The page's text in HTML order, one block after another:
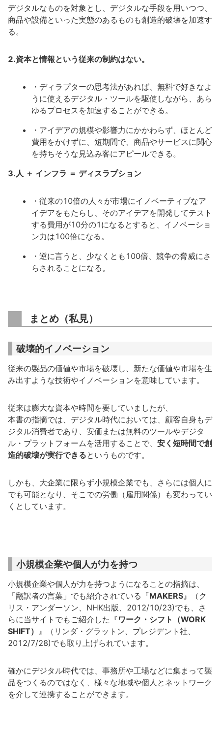
デジタルなものを対象とし、デジタルな手段を用いつつ、
商品や設備といった実態のあるものも創造的破壊を加速す
る。
2.資本と情報という従来の制約はない。
・ディラプターの思考法があれば、無料で好きなよ
うに使えるデジタル・ツールを駆使しながら、あら
ゆるプロセスを加速することができる。
・アイデアの規模や影響力にかかわらず、ほとんど
費用をかけずに、短期間で、商品やサービスに関心
を持ちそうな見込み客にアピールできる。
3.人 ＋ インフラ ＝ ディスラプション
・従来の10倍の人々が市場にイノベーティブなア
イデアをもたらし、そのアイデアを開発してテスト
する費用が10分の1になるとすると、イノベーショ
ン力は100倍になる。
・逆に言うと、少なくとも100倍、競争の脅威にさ
らされることになる。
まとめ（私見）
破壊的イノベーション
従来の製品の価値や市場を破壊し、新たな価値や市場を生
み出すような技術やイノベーションを意味しています。
従来は膨大な資本や時間を要していましたが、
本書の指摘では、デジタル時代においては、顧客自身もデ
ジタル消費者であり、安価または無料のツールやデジタ
ル・プラットフォームを活用することで、 安く短時間で創
造的破壊が実行できるというものです。
しかも、大企業に限らず小規模企業でも、さらには個人に
でも可能となり、そこでの労働（雇用関係）も変わってい
くとしています。
小規模企業や個人が力を持つ
小規模企業や個人が力を持つようになることの指摘は、
「翻訳者の言葉」でも紹介されている『MAKERS』（ク
リス・アンダーソン、NHK出版、2012/10/23)でも、さ
らに当サイトでもご紹介した『ワーク・シフト（WORK
SHIFT） 』（リンダ・グラットン、プレジデント社、
2012/7/28)でも取り上げられています。
確かにデジタル時代では、事務所や工場などに集まって製
品をつくるのではなく、様々な地域や個人とネットワーク
を介して連携することができます。